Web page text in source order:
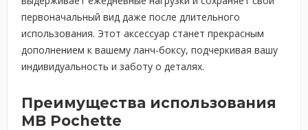
первоначальный вид даже после длительного
использования. Этот аксессуар станет прекрасным
дополнением к вашему ланч-боксу, подчеркивая вашу
индивидуальность и заботу о деталях.
Преимущества использования
MB Pochette